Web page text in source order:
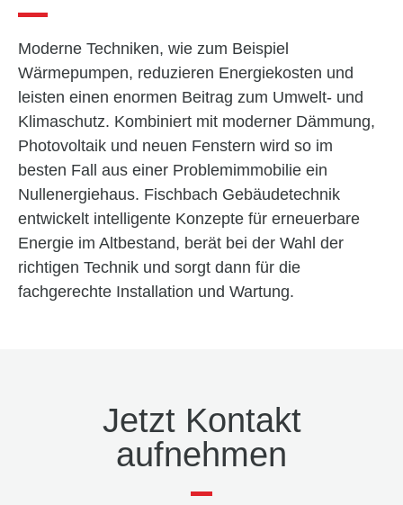
Moderne Techniken, wie zum Beispiel
Wärmepumpen, reduzieren Energiekosten und
leisten einen enormen Beitrag zum Umwelt- und
Klimaschutz. Kombiniert mit moderner Dämmung,
Photovoltaik und neuen Fenstern wird so im
besten Fall aus einer Problem­immobilie ein
Nullenergie­haus. Fischbach Gebäudetechnik
entwickelt intelligente Konzepte für erneuerbare
Energie im Altbestand, berät bei der Wahl der
richtigen Technik und sorgt dann für die
fachgerechte Installation und Wartung.
Jetzt Kontakt
aufnehmen